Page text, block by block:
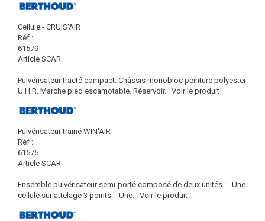
Cellule - CRUIS'AIR
Réf :
61579
Article SCAR
Pulvérisateur tracté compact. Châssis monobloc peinture polyester
U.H.R. Marche pied escamotable. Réservoir... Voir le produit
Pulvérisateur trainé WIN'AIR
Réf :
61575
Article SCAR
Ensemble pulvérisateur semi-porté composé de deux unités : - Une
cellule sur attelage 3 points. - Une... Voir le produit